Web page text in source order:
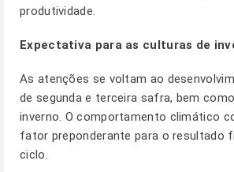
produtividade.
Expectativa para as culturas de
As atenções se voltam ao
de segunda e terceira safra, bem
inverno. O comportamento climático
fator preponderante para o resultado
ciclo.